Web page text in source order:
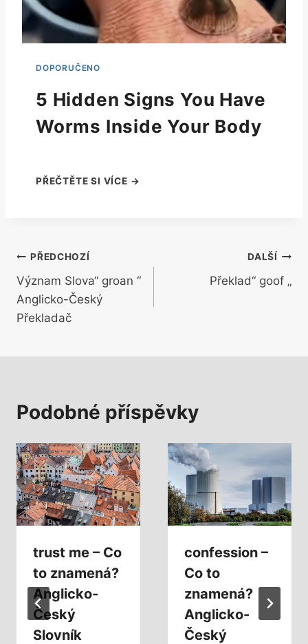
5 Hidden Signs You Have
Worms Inside Your Body
Navigace
pro
příspěvek
PŘEDCHOZÍ
Význam Slova“ groan “
Anglicko-Český
Překladač
DALŠÍ
Překlad“ goof „
Podobné příspěvky
trust me – Co
to znamená?
Anglicko-
Český
Slovník
confession –
Co to
znamená?
Anglicko-
Český